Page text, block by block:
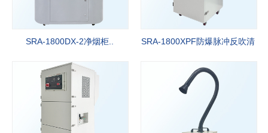
SRA-1800DX-2净烟柜.. SRA-1800XPF防爆脉冲反吹清